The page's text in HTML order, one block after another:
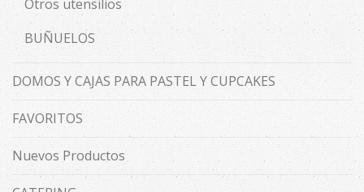
Otros utensilios
BUÑUELOS
DOMOS Y CAJAS PARA PASTEL Y CUPCAKES
FAVORITOS
Nuevos Productos